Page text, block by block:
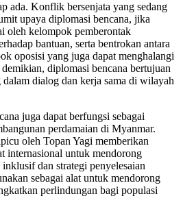
ada. Konflik bersenjata yang sedang
upaya diplomasi bencana, jika
oleh kelompok pemberontak
bantuan, serta bentrokan antara
oposisi yang juga dapat menghalangi
diplomasi bencana bertujuan
dialog dan kerja sama di wilayah
juga dapat berfungsi sebagai
perdamaian di Myanmar.
oleh Topan Yagi memberikan
internasional untuk mendorong
dan strategi penyelesaian
sebagai alat untuk mendorong
perlindungan bagi populasi